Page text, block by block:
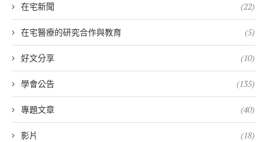
在宅新聞 (22)
在宅醫療的研究合作與教育 (5)
好文分享 (10)
學會公告 (135)
專題文章 (40)
影片 (18)